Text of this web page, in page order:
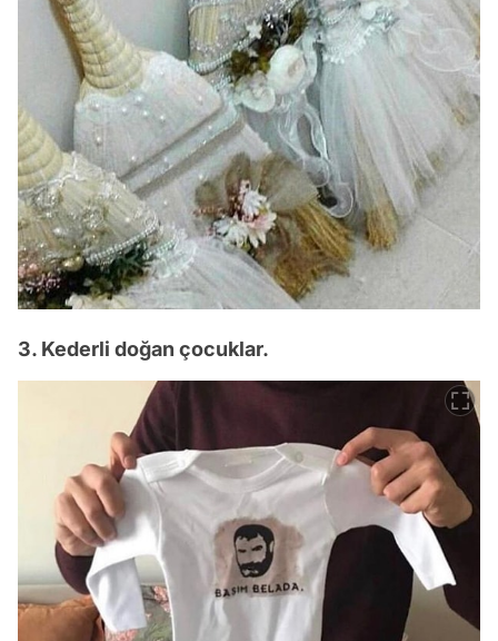
3. Kederli doğan çocuklar.